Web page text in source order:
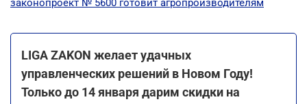
законопроект № 5600 готовит агропроизводителям
LIGA ZAKON желает удачных
управленческих решений в Новом Году!
Только до 14 января дарим скидки на